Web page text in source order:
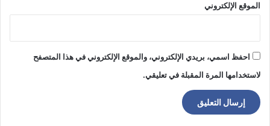
الموقع الإلكتروني
احفظ اسمي، بريدي الإلكتروني، والموقع الإلكتروني في هذا المتصفح
لاستخدامها المرة المقبلة في تعليقي.